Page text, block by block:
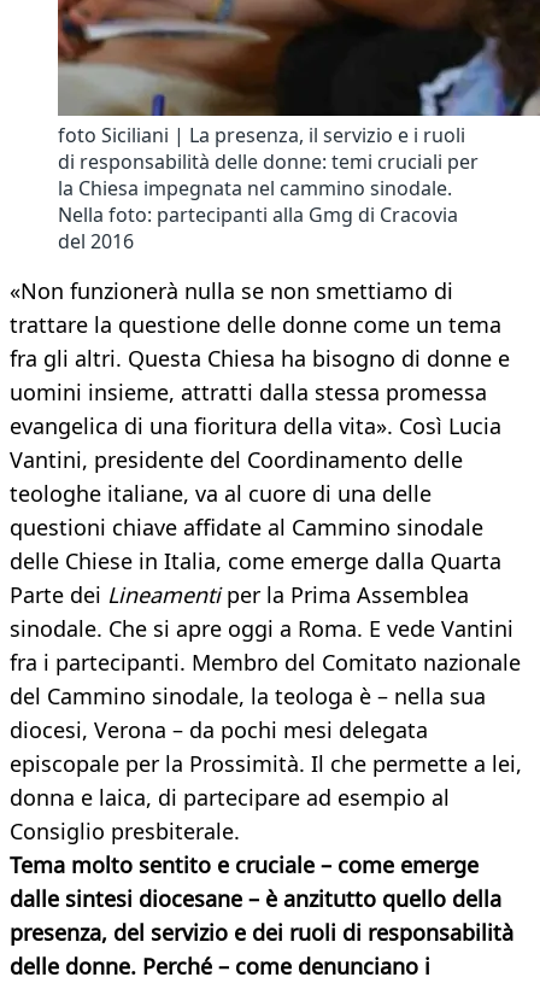
foto Siciliani | La presenza, il servizio e i ruoli
di responsabilità delle donne: temi cruciali per
la Chiesa impegnata nel cammino sinodale.
Nella foto: partecipanti alla Gmg di Cracovia
del 2016
«Non funzionerà nulla se non smettiamo di
trattare la questione delle donne come un tema
fra gli altri. Questa Chiesa ha bisogno di donne e
uomini insieme, attratti dalla stessa promessa
evangelica di una fioritura della vita». Così Lucia
Vantini, presidente del Coordinamento delle
teologhe italiane, va al cuore di una delle
questioni chiave affidate al Cammino sinodale
delle Chiese in Italia, come emerge dalla Quarta
Parte dei Lineamentiper la Prima Assemblea
sinodale. Che si apre oggi a Roma. E vede Vantini
fra i partecipanti. Membro del Comitato nazionale
del Cammino sinodale, la teologa è – nella sua
diocesi, Verona – da pochi mesi delegata
episcopale per la Prossimità. Il che permette a lei,
donna e laica, di partecipare ad esempio al
Consiglio presbiterale.
Tema molto sentito e cruciale – come emerge
dalle sintesi diocesane – è anzitutto quello della
presenza, del servizio e dei ruoli di responsabilità
delle donne. Perché – come denunciano i